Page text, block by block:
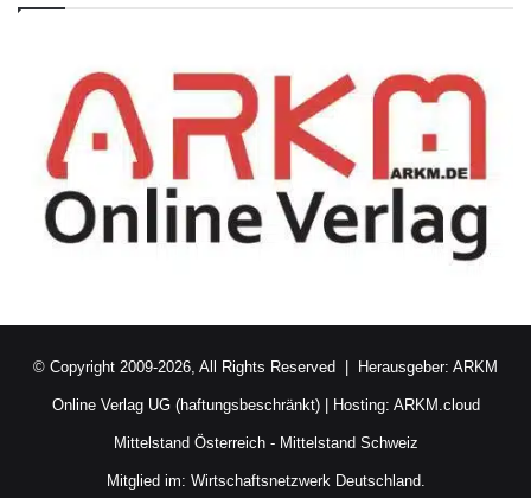
© Copyright 2009-2026, All Rights Reserved | Herausgeber: ARKM
Online Verlag UG (haftungsbeschränkt)| Hosting: ARKM.cloud
Mittelstand Österreich- Mittelstand Schweiz
Mitglied im: Wirtschaftsnetzwerk Deutschland.